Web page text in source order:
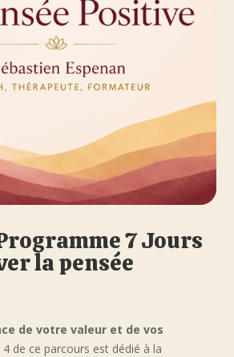
7 Jours
la pensée
de votre valeur et de vos
4 de ce parcours est dédié à la